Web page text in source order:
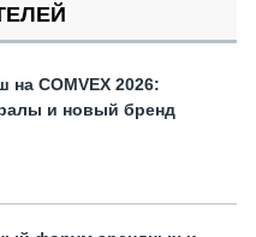
на COMVEX 2026:
и новый бренд